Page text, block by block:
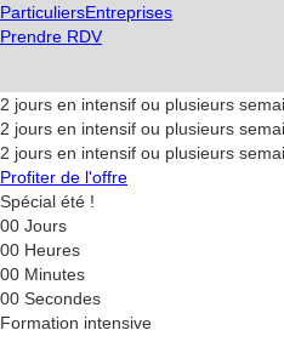
ParticuliersEntreprises
Prendre RDV
2 jours en intensif ou plusieurs
2 jours en intensif ou plusieurs
2 jours en intensif ou plusieurs
Profiter de l'offre
Spécial été !
00 Jours
00 Heures
00 Minutes
00 Secondes
Formation intensive